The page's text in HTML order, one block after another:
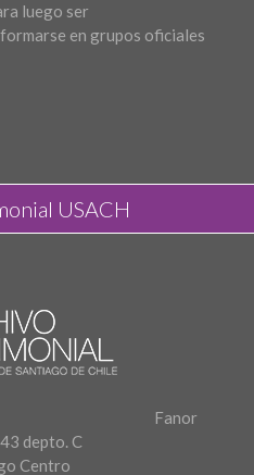
luego ser
en grupos oficiales
USACH
Fanor
depto. C
Centro